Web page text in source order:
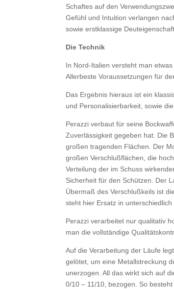
Schaftes auf den
Gefühl und Intuition verlangen
sowie erstklassige
Die Technik
In Nord-Italien versteht man
Allerbeste Voraussetzungen für
Das Ergebnis hieraus ist ein
und Personalisierbarkeit, sowie
Perazzi verbaut für seine
Zuverlässigkeit gegeben hat. Die
großen tragenden Flächen. Der
großen Verschlußflächen, die
Verteilung der im Schuss
Sicherheit für den Schützen. Der
Übermaß des Verschlußkeils ist
steht hier Ersatz in
Perazzi verarbeitet nur qualitativ
man die vollständige
Auf die Verarbeitung der Läufe
gelötet, um eine Metallstreckung
unerzogen. All das wirkt sich auf
0/10 – 11/10, bezogen. So